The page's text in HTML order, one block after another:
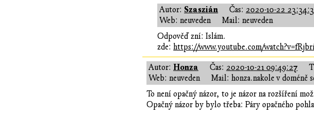
Autor: Szaszián Čas: 2020-10-22
Web: neuveden
Mail: neuveden
Odpověď zní: Islám.
zde:https://www.youtube.com/
Autor:Honza Čas: 2020-10-21 09:49:27
Web: neuveden
Mail: honza.nakole v doméně
To není opačný názor, to je názor na rozšíření
Opačný názor by bylo třeba: Páry opačného